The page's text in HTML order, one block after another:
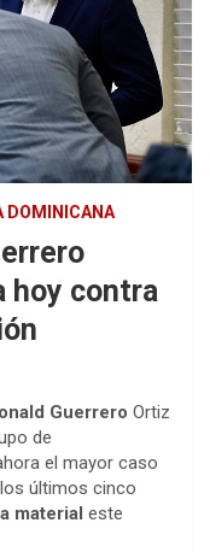
DOMINICANA
hoy contra
Guerrero Ortiz
de
el mayor caso
últimos cinco
material este